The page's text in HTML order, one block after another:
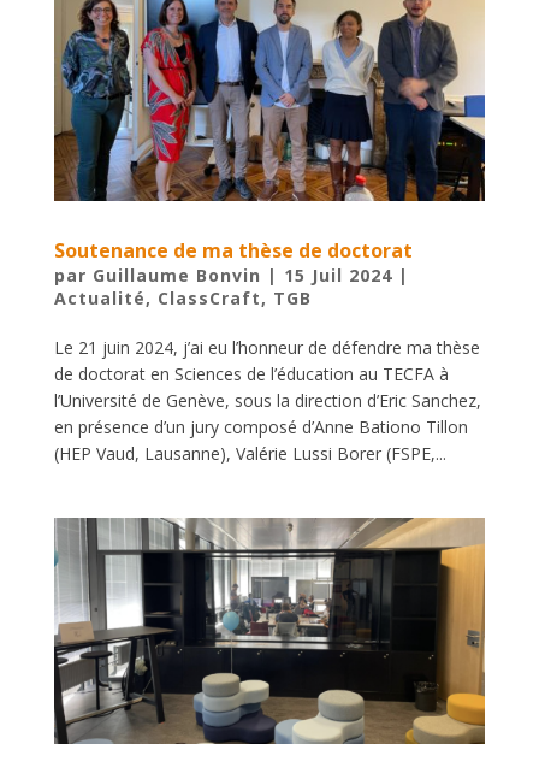
Soutenance de ma thèse de doctorat
par Guillaume Bonvin | 15 Juil 2024|
Actualité, ClassCraft, TGB
Le 21 juin 2024, j’ai eu l’honneur de défendre ma thèse
de doctorat en Sciences de l’éducation au TECFA à
l’Université de Genève, sous la direction d’Eric Sanchez,
en présence d’un jury composé d’Anne Bationo Tillon
(HEP Vaud, Lausanne), Valérie Lussi Borer (FSPE,...